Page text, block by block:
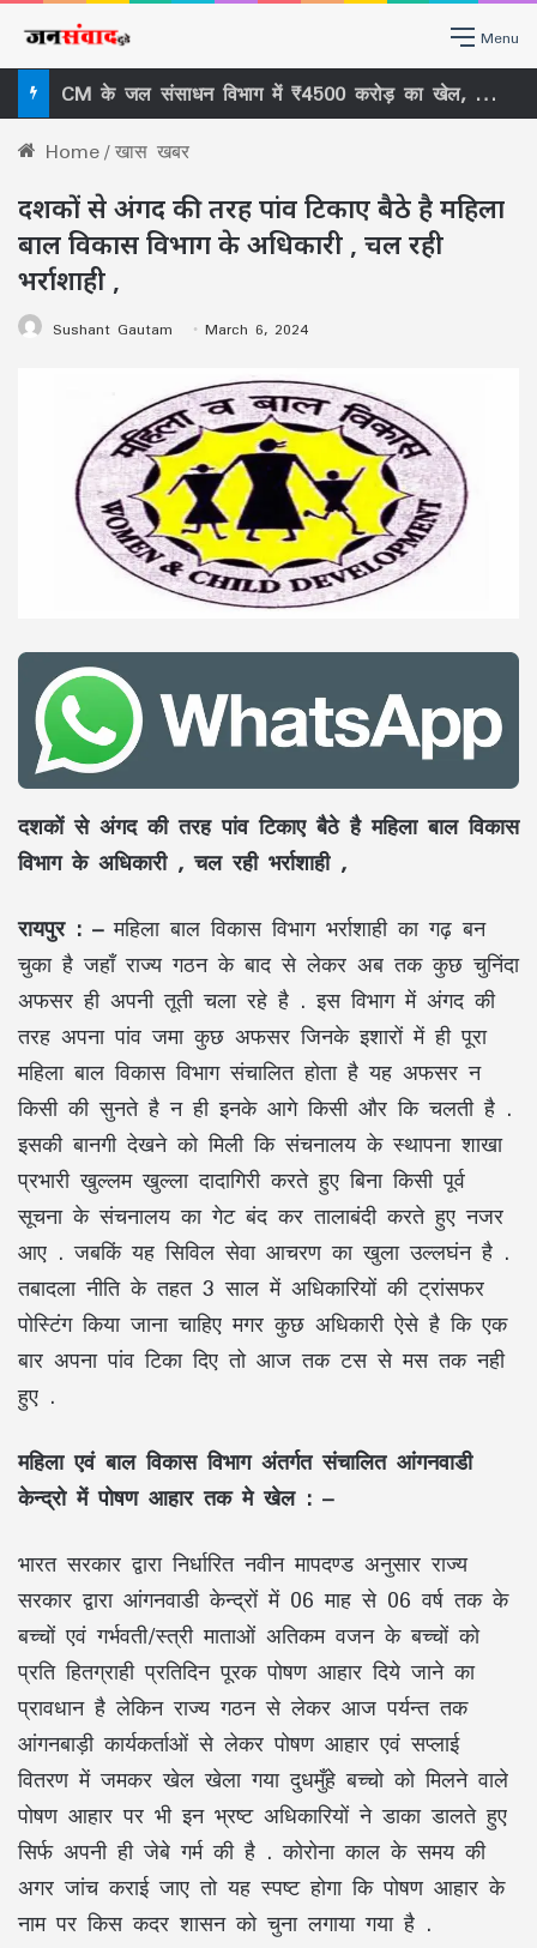
Menu
₹326 करोड़ का अरपा-भैंसाझार 36 महीने का काम 13वें साल बाद भी अधूरा , ठेकेदार को फिर मोहलत ₹27 करोड़ के मुआवजे में 11 SDM के कार्यकाल पर सवाल –
Home/खास खबर
दशकों से अंगद की तरह पांव टिकाए बैठे है महिला
बाल विकास विभाग के अधिकारी , चल रही
भर्राशाही ,
Sushant Gautam March 6, 2024
दशकों से अंगद की तरह पांव टिकाए बैठे है महिला बाल विकास
विभाग के अधिकारी , चल रही भर्राशाही ,
रायपुर : –महिला बाल विकास विभाग भर्राशाही का गढ़ बन
चुका है जहाँ राज्य गठन के बाद से लेकर अब तक कुछ चुनिंदा
अफसर ही अपनी तूती चला रहे है . इस विभाग में अंगद की
तरह अपना पांव जमा कुछ अफसर जिनके इशारों में ही पूरा
महिला बाल विकास विभाग संचालित होता है यह अफसर न
किसी की सुनते है न ही इनके आगे किसी और कि चलती है .
इसकी बानगी देखने को मिली कि संचनालय के स्थापना शाखा
प्रभारी खुल्लम खुल्ला दादागिरी करते हुए बिना किसी पूर्व
सूचना के संचनालय का गेट बंद कर तालाबंदी करते हुए नजर
आए . जबकिं यह सिविल सेवा आचरण का खुला उल्लघंन है .
तबादला नीति के तहत 3 साल में अधिकारियों की ट्रांसफर
पोस्टिंग किया जाना चाहिए मगर कुछ अधिकारी ऐसे है कि एक
बार अपना पांव टिका दिए तो आज तक टस से मस तक नही
हुए .
महिला एवं बाल विकास विभाग अंतर्गत संचालित आंगनवाडी
केन्द्रो में पोषण आहार तक मे खेल : –
भारत सरकार द्वारा निर्धारित नवीन मापदण्ड अनुसार राज्य
सरकार द्वारा आंगनवाडी केन्द्रों में 06 माह से 06 वर्ष तक के
बच्चों एवं गर्भवती/स्त्री माताओं अतिकम वजन के बच्चों को
प्रति हितग्राही प्रतिदिन पूरक पोषण आहार दिये जाने का
प्रावधान है लेकिन राज्य गठन से लेकर आज पर्यन्त तक
आंगनबाड़ी कार्यकर्ताओं से लेकर पोषण आहार एवं सप्लाई
वितरण में जमकर खेल खेला गया दुधमुँहे बच्चो को मिलने वाले
पोषण आहार पर भी इन भ्रष्ट अधिकारियों ने डाका डालते हुए
सिर्फ अपनी ही जेबे गर्म की है . कोरोना काल के समय की
अगर जांच कराई जाए तो यह स्पष्ट होगा कि पोषण आहार के
नाम पर किस कदर शासन को चुना लगाया गया है .